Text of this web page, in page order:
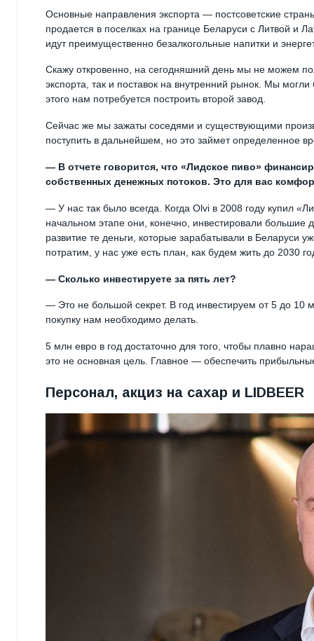
Основные направления экспорта — постсоветские
продается в поселках на границе Беларуси с Литвой и
идут преимущественно безалкогольные напитки и
Скажу откровенно, на сегодняшний день мы не можем
экспорта, так и поставок на внутренний рынок. Мы
этого нам потребуется построить второй завод.
Сейчас же мы зажаты соседями и существующими
поступить в дальнейшем, но это займет определенное
— В отчете говорится, что «Лидское пиво»
собственных денежных потоков. Это для вас
— У нас так было всегда. Когда Olvi в 2008 году купил
начальном этапе они, конечно, инвестировали
развитие те деньги, которые зарабатывали в Беларуси
потратим, у нас уже есть план, как будем жить до 2030
— Сколько инвестируете за пять лет?
— Это не большой секрет. В год инвестируем от 5 до 10
покупку нам необходимо делать.
5 млн евро в год достаточно для того, чтобы плавно
это не основная цель. Главное — обеспечить
Персонал, акциз на сахар и LIDBEER